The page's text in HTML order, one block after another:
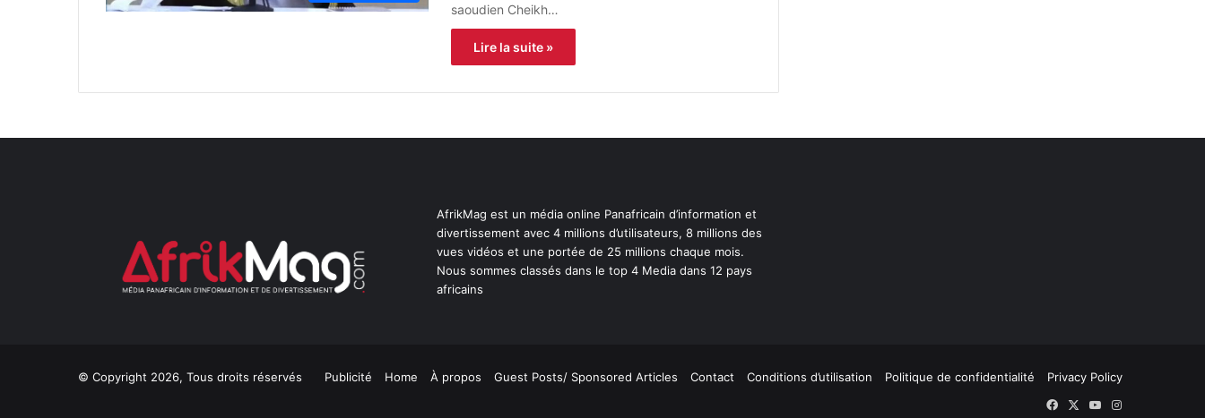
saoudien Cheikh…
Lire la suite »
AfrikMag est un média online Panafricain d’information et
divertissement avec 4 millions d’utilisateurs, 8 millions des
vues vidéos et une portée de 25 millions chaque mois.
Nous sommes classés dans le top 4 Media dans 12 pays
africains
© Copyright 2026, Tous droits réservés Publicité Home À propos Guest Posts/ Sponsored Articles Contact Conditions d’utilisation Politique de confidentialité
Privacy Policy
Facebook
X YouTubeInstagram